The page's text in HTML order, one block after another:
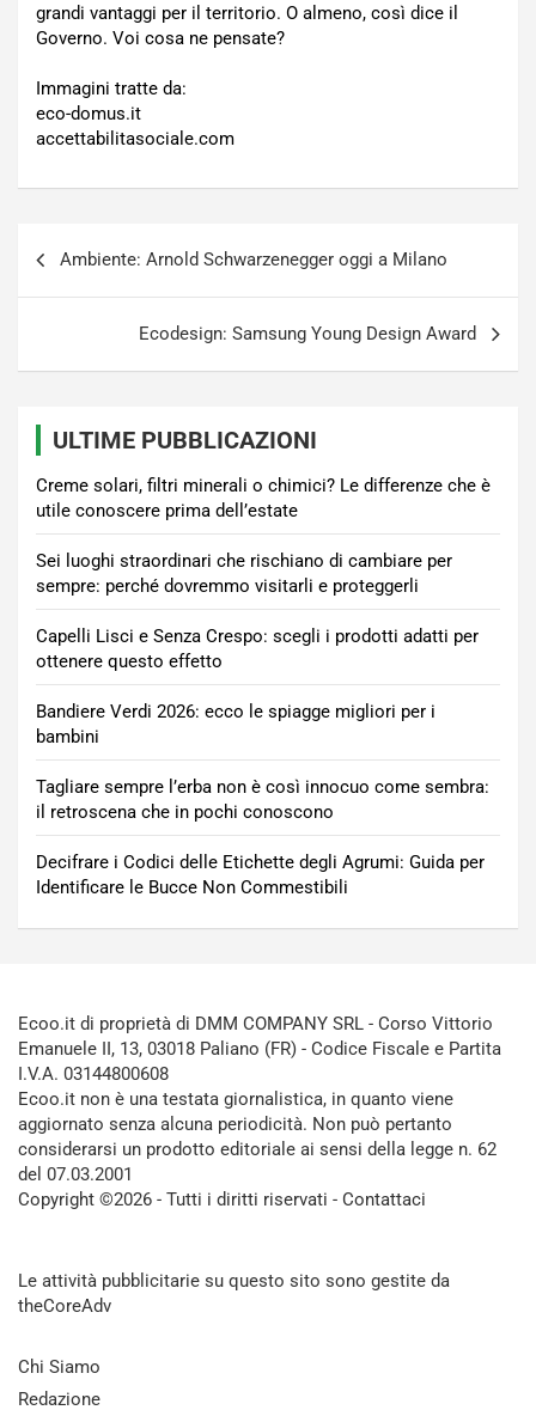
grandi vantaggi per il territorio. O almeno, così dice il
Governo. Voi cosa ne pensate?
Immagini tratte da:
eco-domus.it
accettabilitasociale.com
Ambiente: Arnold Schwarzenegger oggi a Milano
Ecodesign: Samsung Young Design Award
ULTIME PUBBLICAZIONI
Creme solari, filtri minerali o chimici? Le differenze che è
utile conoscere prima dell’estate
Sei luoghi straordinari che rischiano di cambiare per
sempre: perché dovremmo visitarli e proteggerli
Capelli Lisci e Senza Crespo: scegli i prodotti adatti per
ottenere questo effetto
Bandiere Verdi 2026: ecco le spiagge migliori per i
bambini
Tagliare sempre l’erba non è così innocuo come sembra:
il retroscena che in pochi conoscono
Decifrare i Codici delle Etichette degli Agrumi: Guida per
Identificare le Bucce Non Commestibili
Ecoo.it di proprietà di DMM COMPANY SRL - Corso Vittorio
Emanuele II, 13, 03018 Paliano (FR) - Codice Fiscale e Partita
I.V.A. 03144800608
Ecoo.it non è una testata giornalistica, in quanto viene
aggiornato senza alcuna periodicità. Non può pertanto
considerarsi un prodotto editoriale ai sensi della legge n. 62
del 07.03.2001
Copyright ©2026 - Tutti i diritti riservati - Contattaci
Le attività pubblicitarie su questo sito sono gestite da
theCoreAdv
Chi Siamo
Redazione